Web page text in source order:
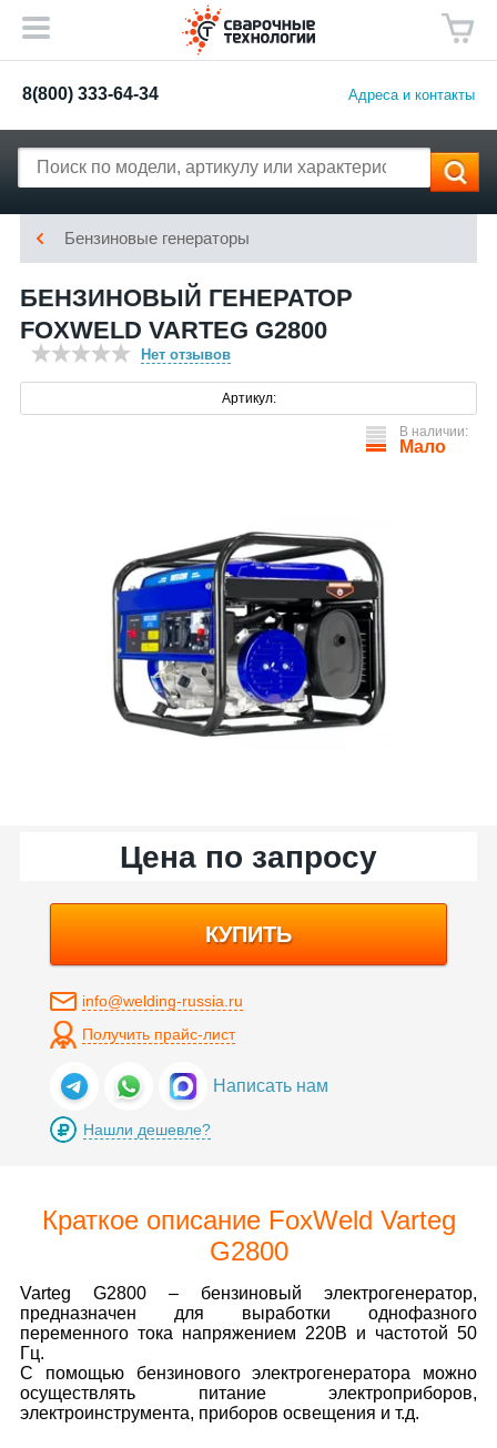
8(800) 333-64-34 Адреса и контакты
Бензиновые генераторы
БЕНЗИНОВЫЙ ГЕНЕРАТОР
FOXWELD VARTEG G2800
Нет отзывов
Артикул:
В наличии:
Мало
Цена по запросу
КУПИТЬ
info@welding-russia.ru
Получить прайс-лист
Написать нам
Нашли дешевле?
Краткое описание FoxWeld Varteg
G2800
Varteg G2800 – бензиновый электрогенератор,
предназначен для выработки однофазного
переменного тока напряжением 220В и частотой 50
Гц.
С помощью бензинового электрогенератора можно
осуществлять питание электроприборов,
электроинструмента, приборов освещения и т.д.